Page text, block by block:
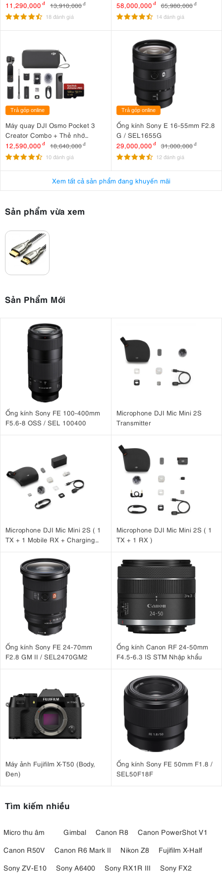
11,290,000 đ 13,910,000đ
18 đánh giá
58,000,000 đ 65,980,000 đ
14 đánh giá
Trả góp online
Máy quay DJI Osmo Pocket 3
Creator Combo + Thẻ nhớ
MicroSDXC Sandisk Extreme
Pro 128GB 200MB/90MB/s
12,590,000 đ 18,640,000đ
10 đánh giá
Trả góp online
Ống kính Sony E 16-55mm F2.8
G / SEL1655G
29,000,000 đ 31,000,000 đ
12 đánh giá
Xem tất cả sản phẩm đang khuyến mãi
Sản phẩm vừa xem
Sản Phẩm Mới
Ống kính Sony FE 100-400mm
F5.6-8 OSS / SEL 100400
Microphone DJI Mic Mini 2S
Transmitter
Microphone DJI Mic Mini 2S ( 1
TX + 1 Mobile RX + Charging
Microphone DJI Mic Mini 2S ( 1
TX + 1 RX )
Ống kính Sony FE 24-70mm
F2.8 GM II / SEL2470GM2
Ống kính Canon RF 24-50mm
F4.5-6.3 IS STM Nhập khẩu
Máy ảnh Fujifilm X-T50 (Body,
Đen)
Ống kính Sony FE 50mm F1.8 /
SEL50F18F
Tìm kiếm nhiều
Micro thu âm Gimbal Canon R8
Canon PowerShot V1
Canon R50V
Canon R6 Mark II Nikon Z8
Fujifilm X-Half
Sony ZV-E10
Sony A6400 Sony RX1R III
Sony FX2